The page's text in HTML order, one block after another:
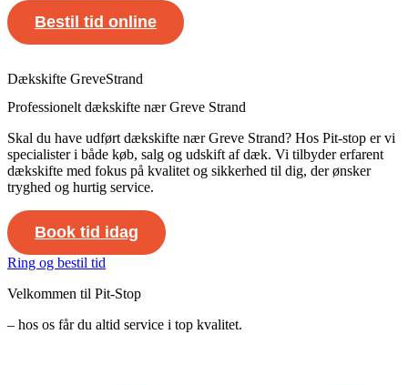
Bestil tid online
Dækskifte GreveStrand
Professionelt dækskifte nær Greve Strand
Skal du have udført dækskifte nær Greve Strand? Hos Pit-stop er vi
specialister i både køb, salg og udskift af dæk. Vi tilbyder erfarent
dækskifte med fokus på kvalitet og sikkerhed til dig, der ønsker
tryghed og hurtig service.
Book tid idag
Ring og bestil tid
Velkommen til Pit-Stop
– hos os får du altid service i top kvalitet.